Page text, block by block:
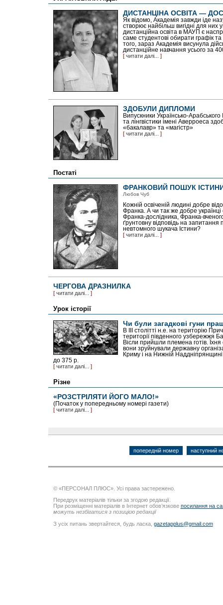
ДИСТАНЦІНА ОСВІТА —
Як відомо, Академія завжди іде
створює найбільш вигідні для них
дистанційна освіта в МАУП є
саме студентові обирати графік та
того, зараз Академія висунула
дистанційне навчання усього за
[ читати далі... ]
ЗДОБУЛИ ДИПЛОМИ
Випускники Українсько-
та лінгвістики імені Аверроеса
«бакалавр» та «магістр»
[ читати далі... ]
Постаті
ФРАНКОВИЙ ПОШУК
Любов Чуб
Кожній освіченій людині добре
Франка. А чи так же добре українці
Франка-дослідника, Франка-
ґрунтовну відповідь на запитання
невтомного шукача Істини?
[ читати далі... ]
ЧЕРГОВА ДРАЗНИЛКА
[ читати далі... ]
Урок історії
Чи були загадкові гуни
В ІІІ столітті н.е. на територію
території південного узбережжя
Вісли прийшли племена готів.
вони зруйнували державну
Криму і на Нижній
до 375 р.
[ читати далі... ]
Різне
«РОЗСТРІЛЯТИ ЙОГО МАЛО!»
(Початок у попередньому номері газети)
[ читати далі... ]
попередній номер наступний
© «ПЕРСОНАЛ ПЛЮС». Усі права застережено.
Передрук матеріалів тільки за згодою редакції.
При розміщенні матеріалів в Інтернет обов’язкове посилання на
можуть незбігатися з позицією редакції
З усіх питань звертайтеся, будь ласка, gazetapplus@gmail.com